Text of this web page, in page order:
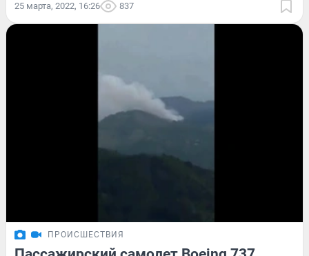
25 марта, 2022, 16:26 837
ПРОИСШЕСТВИЯ